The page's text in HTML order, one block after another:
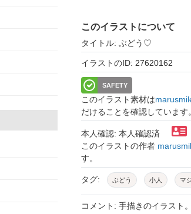
このイラストについて
タイトル: ぶどう♡
イラストのID: 27620162
SAFETY
このイラスト素材は
だけることを確認しています。
本人確認: 本人確認済
このイラストの作者
す。
タグ: ぶどう 小人 マ
コメント: 手描きのイラスト